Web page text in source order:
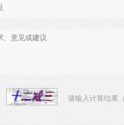
请输入计算结果